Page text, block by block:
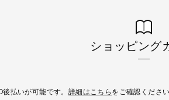
ショッピング
払いが可能です。 詳細はこちらをご確認ください